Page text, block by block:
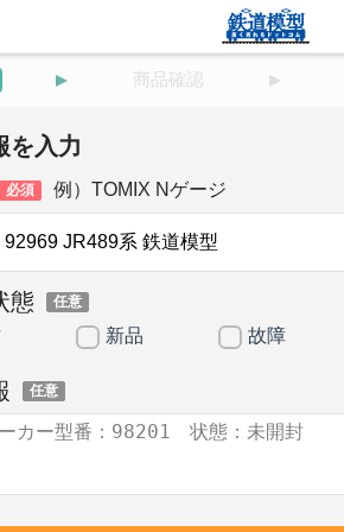
商品確認
を入力
必須 例）TOMIX Nゲージ
態 任意
新品 故障
任意